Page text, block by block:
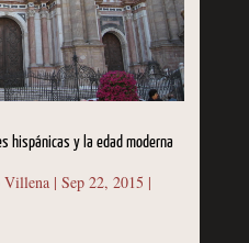
hispánicas y la edad moderna
Villena| Sep 22, 2015 |